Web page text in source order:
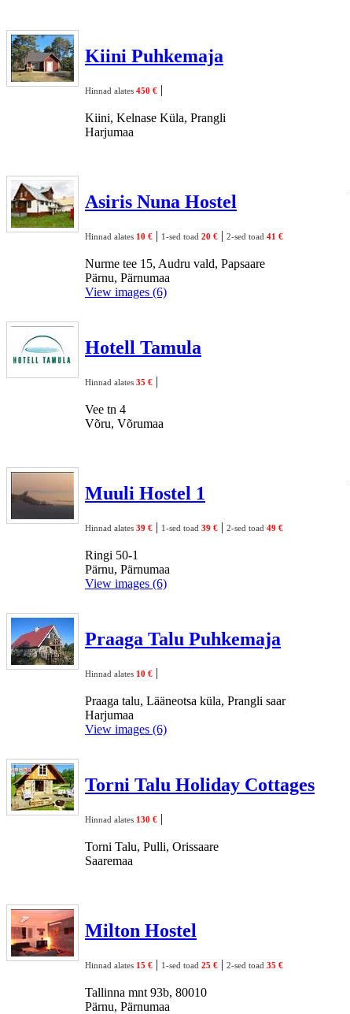
Kiini Puhkemaja
Hinnad alates 450 € |
Kiini, Kelnase Küla, Prangli
Harjumaa
Asiris Nuna Hostel
Hinnad alates 10 € | 1-sed toad 20 € | 2-sed toad 41 €
Nurme tee 15, Audru vald, Papsaare
Pärnu, Pärnumaa
View images (6)
Hotell Tamula
Hinnad alates 35 € |
Vee tn 4
Võru, Võrumaa
Muuli Hostel 1
Hinnad alates 39 € | 1-sed toad 39 € | 2-sed toad 49 €
Ringi 50-1
Pärnu, Pärnumaa
View images (6)
Praaga Talu Puhkemaja
Hinnad alates 10 € |
Praaga talu, Lääneotsa küla, Prangli saar
Harjumaa
View images (6)
Torni Talu Holiday Cottages
Hinnad alates 130 € |
Torni Talu, Pulli, Orissaare
Saaremaa
Milton Hostel
Hinnad alates 15 € | 1-sed toad 25 € | 2-sed toad 35 €
Tallinna mnt 93b, 80010
Pärnu, Pärnumaa